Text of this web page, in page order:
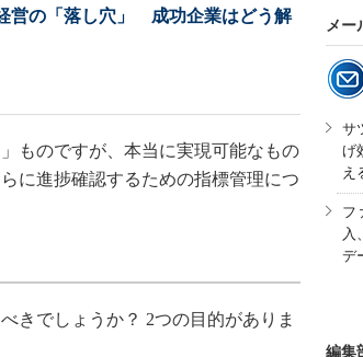
営の「落し穴」 成功企業はどう解
ものですが、本当に実現可能なもの
に進捗確認するための指標管理につ
きでしょうか？ 2つの目的がありま
メー
サ
げ
え
フ
入
デ
編集